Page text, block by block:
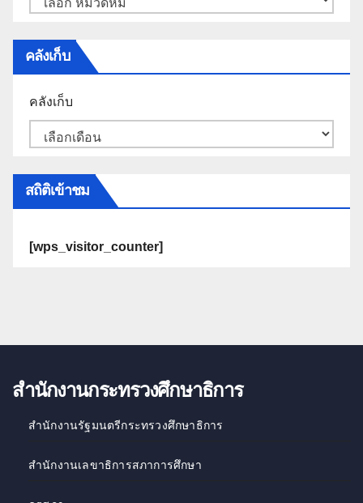
คลังเก็บ
คลังเก็บ
สถิติเข้าชม
[wps_visitor_counter]
สำนักงานกระทรวงศึกษาธิการ
สำนักงานรัฐมนตรีกระทรวงศึกษาธิการ
สำนักงานเลขาธิการสภาการศึกษา